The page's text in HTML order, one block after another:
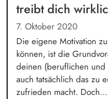
treibt dich
7. Oktober 2020
Die eigene Motivation
können, ist die
deinen (beruflichen und
auch tatsächlich das zu
zufrieden macht. Doch...